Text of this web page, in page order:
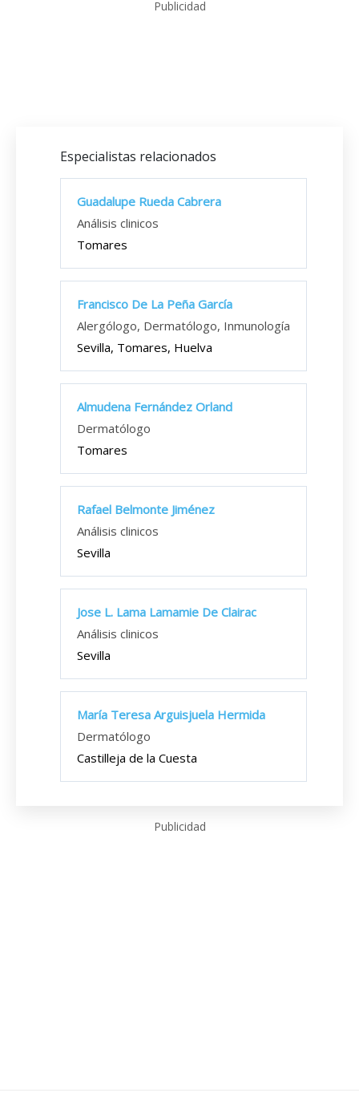
Publicidad
Especialistas relacionados
Guadalupe Rueda Cabrera
Análisis clinicos
Tomares
Francisco De La Peña García
Alergólogo, Dermatólogo, Inmunología
Sevilla, Tomares, Huelva
Almudena Fernández Orland
Dermatólogo
Tomares
Rafael Belmonte Jiménez
Análisis clinicos
Sevilla
Jose L. Lama Lamamie De Clairac
Análisis clinicos
Sevilla
María Teresa Arguisjuela Hermida
Dermatólogo
Castilleja de la Cuesta
Publicidad